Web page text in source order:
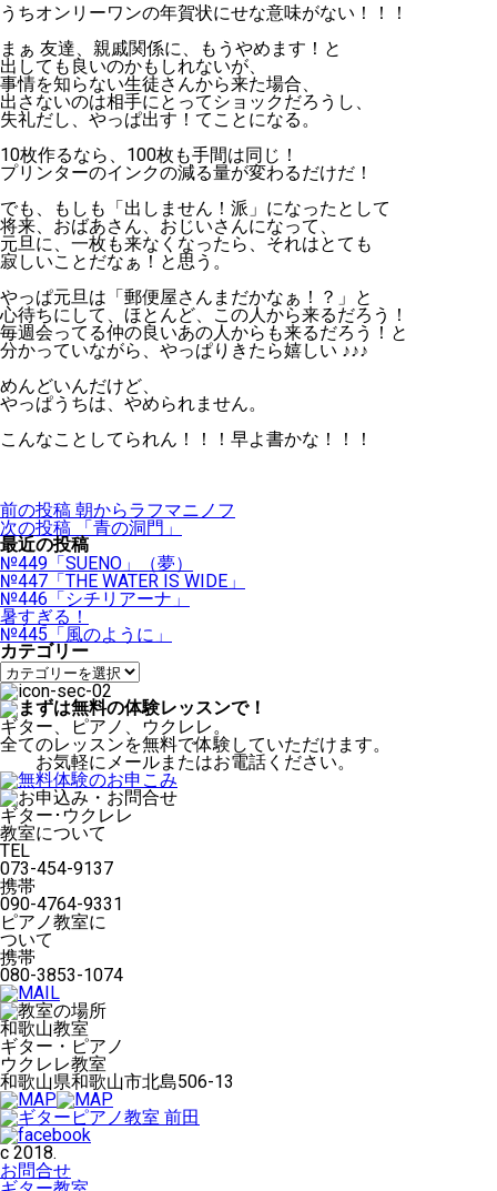
うちオンリーワンの年賀状にせな意味がない！！！
まぁ 友達、親戚関係に、もうやめます！と
出しても良いのかもしれないが、
事情を知らない生徒さんから来た場合、
出さないのは相手にとってショックだろうし、
失礼だし、やっぱ出す！てことになる。
10枚作るなら、100枚も手間は同じ！
プリンターのインクの減る量が変わるだけだ！
でも、もしも「出しません！派」になったとして
将来、おばあさん、おじいさんになって、
元旦に、一枚も来なくなったら、それはとても
寂しいことだなぁ！と思う。
やっぱ元旦は「郵便屋さんまだかなぁ！？」と
心待ちにして、ほとんど、この人から来るだろう！
毎週会ってる仲の良いあの人からも来るだろう！と
分かっていながら、やっぱりきたら嬉しい ♪♪♪
めんどいんだけど、
やっぱうちは、やめられません。
こんなことしてられん！！！早よ書かな！！！
投
稿
ナ
ビ
ゲ
ー
シ
ョ
ン
前の投稿 朝からラフマニノフ
次の投稿 「青の洞門」
最近の投稿
№449「SUENO」（夢）
№447「THE WATER IS WIDE」
№446「シチリアーナ」
暑すぎる！
№445「風のように」
カテゴリー
カ
テ
ゴ
リ
ー
ギター、ピアノ、ウクレレ。
全てのレッスンを無料で体験していただけます。
お気軽にメールまたはお電話ください。
ギター･ウクレレ
教室について
TEL
073-454-9137
携帯
090-4764-9331
ピアノ教室に
ついて
携帯
080-3853-1074
和歌山教室
ギター・ピアノ
ウクレレ教室
和歌山県和歌山市北島506-13
c 2018.
お問合せ